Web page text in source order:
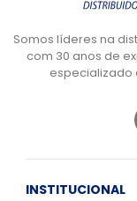
Somos líderes na
com 30 anos de
especializado
INSTITUCIONAL